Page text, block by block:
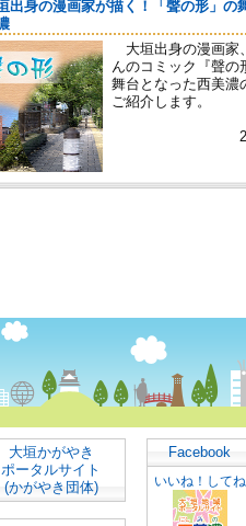
大垣かがやき
ポータルサイト
(かがやき団体)
Facebook
いいね！してね